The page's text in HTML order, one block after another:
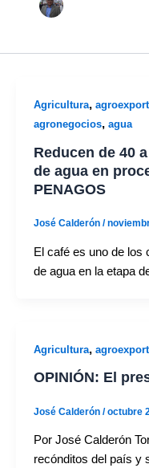
Agricultura,
agronegocios, agua
Reducen de 40
de agua en
PENAGOS
José Calderón /
El café es uno de los
de agua en la etapa
Agricultura,
OPINIÓN: El
José Calderón /octubre
Por José Calderón
recónditos del país y